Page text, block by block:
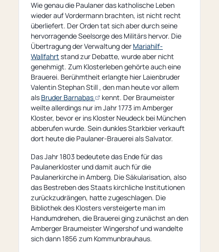
Wie genau die Paulaner das katholische Leben
wieder auf Vordermann brachten, ist nicht recht
überliefert. Der Orden tat sich aber durch seine
hervorragende Seelsorge des Militärs hervor. Die
Übertragung der Verwaltung der Mariahilf-
Wallfahrtstand zur Debatte, wurde aber nicht
genehmigt. Zum Klosterleben gehörte auch eine
Brauerei. Berühmtheit erlangte hier Laienbruder
Valentin Stephan Still , den man heute vor allem
als Bruder Barnabas
(öffnet
externe
Seite)
kennt. Der Braumeister
weilte allerdings nur im Jahr 1773 im Amberger
Kloster, bevor er ins Kloster Neudeck bei München
abberufen wurde. Sein dunkles Starkbier verkauft
dort heute die Paulaner-Brauerei als Salvator.
Das Jahr 1803 bedeutete das Ende für das
Paulanerkloster und damit auch für die
Paulanerkirche in Amberg. Die Säkularisation, also
das Bestreben des Staats kirchliche Institutionen
zurückzudrängen, hatte zugeschlagen. Die
Bibliothek des Klosters versteigerte man im
Handumdrehen, die Brauerei ging zunächst an den
Amberger Braumeister Wingershof und wandelte
sich dann 1856 zum Kommunbrauhaus.